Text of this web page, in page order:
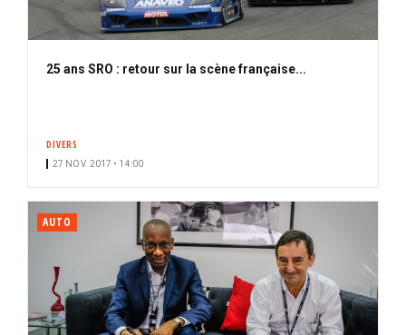
25 ans SRO : retour sur la scène française...
DIVERS
27 NOV. 2017 • 14:00
AUTO